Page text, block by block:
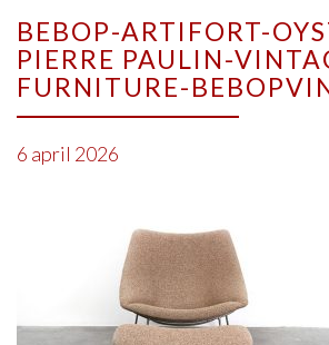
BEBOP-ARTIFORT-
PIERRE PAULIN-
FURNITURE-
6 april 2026